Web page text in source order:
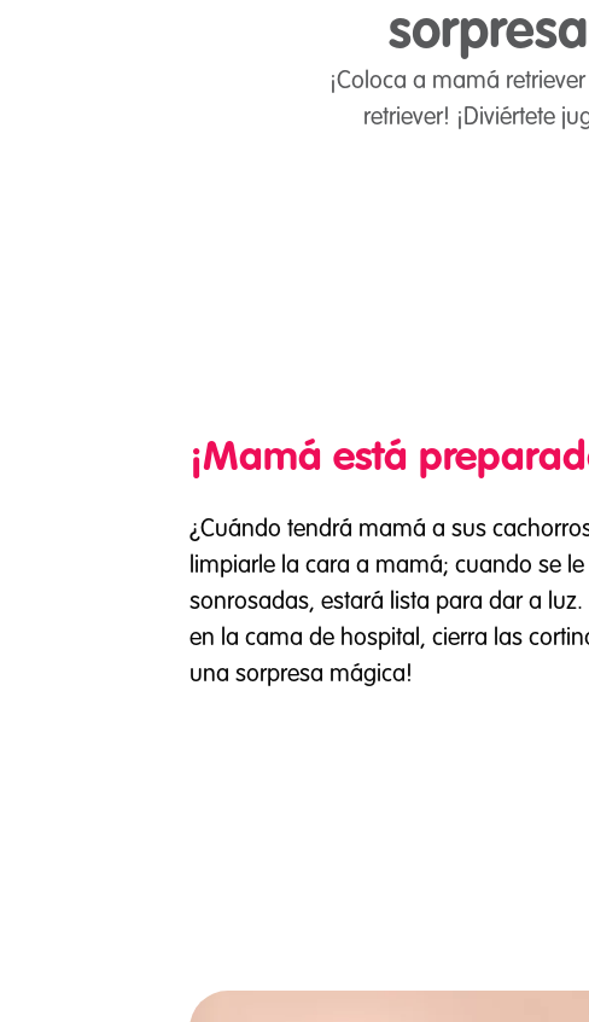
¡Coloca a mamá
retriever! ¡Diviértete
¡Mamá está
¿Cuándo tendrá mamá a sus
limpiarle la cara a mamá; cuando se
sonrosadas, estará lista para dar a luz.
en la cama de hospital, cierra las
una sorpresa mágica!